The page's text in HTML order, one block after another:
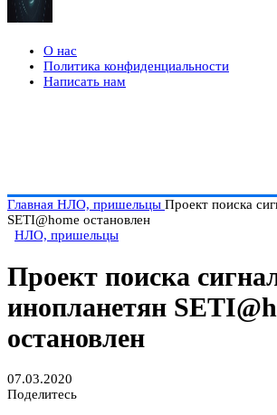
О нас
Политика конфиденциальности
Написать нам
Главная НЛО, пришельцы Проект поиска
SETI@home остановлен
НЛО, пришельцы
Проект поиска
инопланетян
остановлен
07.03.2020
Поделитесь